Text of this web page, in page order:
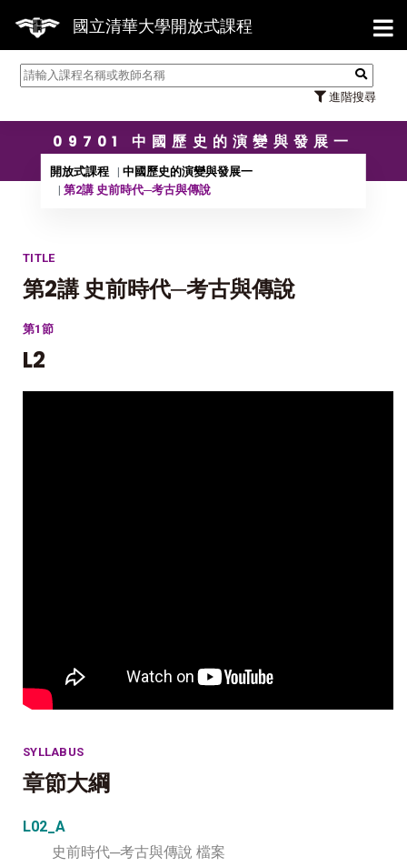
國立清華大學開放式課程
進階搜尋
【
09701 中國歷史的演變與發展一
開放式課程
中國歷史的演變與發展一
第2講 史前時代─考古與傳說
TITLE
第2講 史前時代─考古與傳說
第1節
L2
SYLLABUS
章節大綱
L02_A
史前時代─考古與傳說 檔案